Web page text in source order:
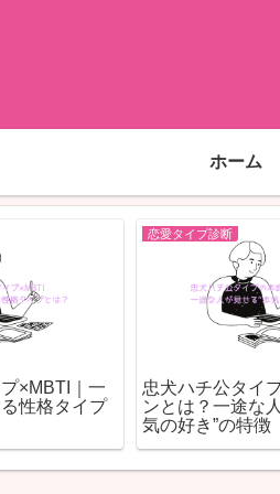
ホーム
ラブキャラ64「キャプテンラ
イオン」の恋愛傾向｜“守る力
と引っ張る力”を併せ持つリー
ダー型の愛し方